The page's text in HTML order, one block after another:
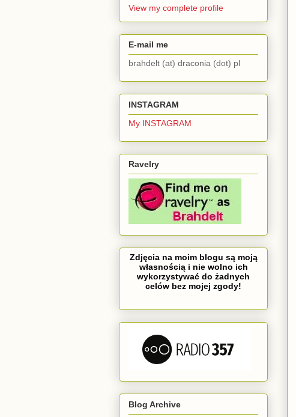
View my complete profile
E-mail me
brahdelt (at) draconia (dot) pl
INSTAGRAM
My INSTAGRAM
Ravelry
Zdjęcia na moim blogu są moją
własnością i nie wolno ich
wykorzystywać do żadnych
celów bez mojej zgody!
Blog Archive